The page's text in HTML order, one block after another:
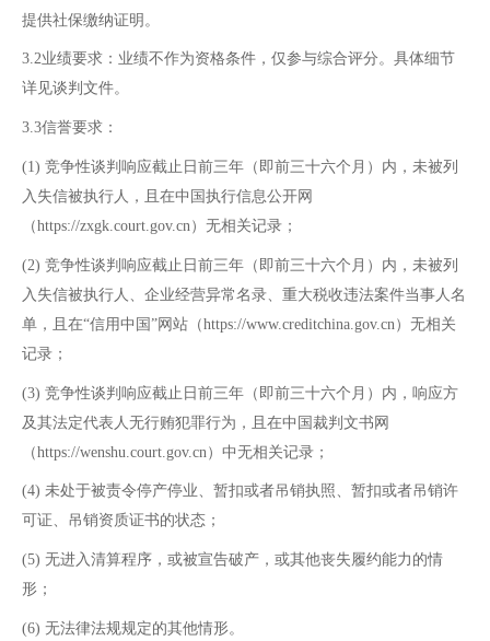
提供社保缴纳证明。
3.2业绩要求：业绩不作为资格条件，仅参与综合评分。具体细节
详见谈判文件。
3.3信誉要求：
(1) 竞争性谈判响应截止日前三年（即前三十六个月）内，未被列
入失信被执行人，且在中国执行信息公开网
（https://zxgk.court.gov.cn）无相关记录；
(2) 竞争性谈判响应截止日前三年（即前三十六个月）内，未被列
入失信被执行人、企业经营异常名录、重大税收违法案件当事人名
单，且在“信用中国”网站（https://www.creditchina.gov.cn）无相关
记录；
(3) 竞争性谈判响应截止日前三年（即前三十六个月）内，响应方
及其法定代表人无行贿犯罪行为，且在中国裁判文书网
（https://wenshu.court.gov.cn）中无相关记录；
(4) 未处于被责令停产停业、暂扣或者吊销执照、暂扣或者吊销许
可证、吊销资质证书的状态；
(5) 无进入清算程序，或被宣告破产，或其他丧失履约能力的情
形；
(6) 无法律法规规定的其他情形。